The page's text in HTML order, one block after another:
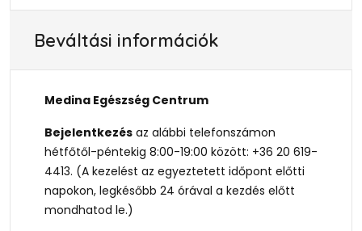
Beváltási információk
Medina Egészség Centrum
Bejelentkezés az alábbi telefonszámon
hétfőtől-péntekig 8:00-19:00 között: +36 20 619-
4413. (A kezelést az egyeztetett időpont előtti
napokon, legkésőbb 24 órával a kezdés előtt
mondhatod le.)